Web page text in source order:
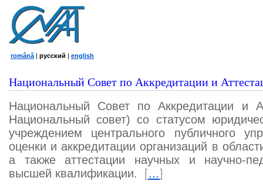
română | русский | english
Национальный Совет по Аккредитации и
Национальный Совет по Аккредитации и
Национальный совет) со статусом
учреждением центрального публичного
оценки и аккредитации организаций в
а также аттестации научных и научно-
высшей квалификации.
[…]